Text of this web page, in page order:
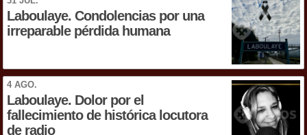
Laboulaye. Condolencias por una
irreparable pérdida humana
4 AGO.
Laboulaye. Dolor por el
fallecimiento de histórica locutora
de radio